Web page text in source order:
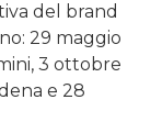
del brand
29 maggio
3 ottobre
e 28